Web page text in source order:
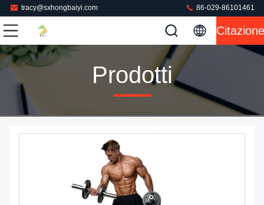
tracy@sxhongbaiyi.com 86-029-86101461
Citazione
Prodotti